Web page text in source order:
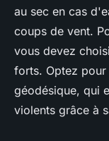
au sec en cas
coups de vent.
vous devez
forts. Optez pour
géodésique, qui
violents grâce à